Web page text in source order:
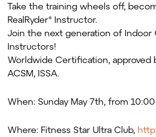
Take the training wheels off,
RealRyder® Instructor.
Join the next generation of Indoor
Instructors!
Worldwide Certification, approved
ACSM, ISSA.
When: Sunday May 7th, from
Where: Fitness Star Ultra Club,